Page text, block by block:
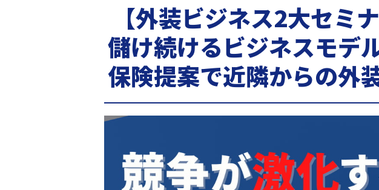
【外装ビジネス2大セミ
儲け続けるビジネスモ
保険提案で近隣からの外